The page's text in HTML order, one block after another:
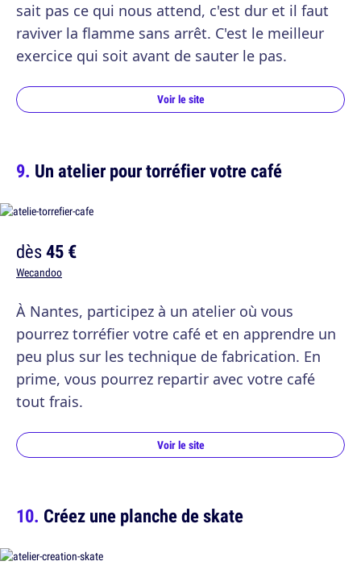
sait pas ce qui nous attend, c'est dur et il faut
raviver la flamme sans arrêt. C'est le meilleur
exercice qui soit avant de sauter le pas.
Voir le site
Un atelier pour torréfier votre café
dès45 €
Wecandoo
À Nantes, participez à un atelier où vous
pourrez torréfier votre café et en apprendre un
peu plus sur les technique de fabrication. En
prime, vous pourrez repartir avec votre café
tout frais.
Voir le site
Créez une planche de skate